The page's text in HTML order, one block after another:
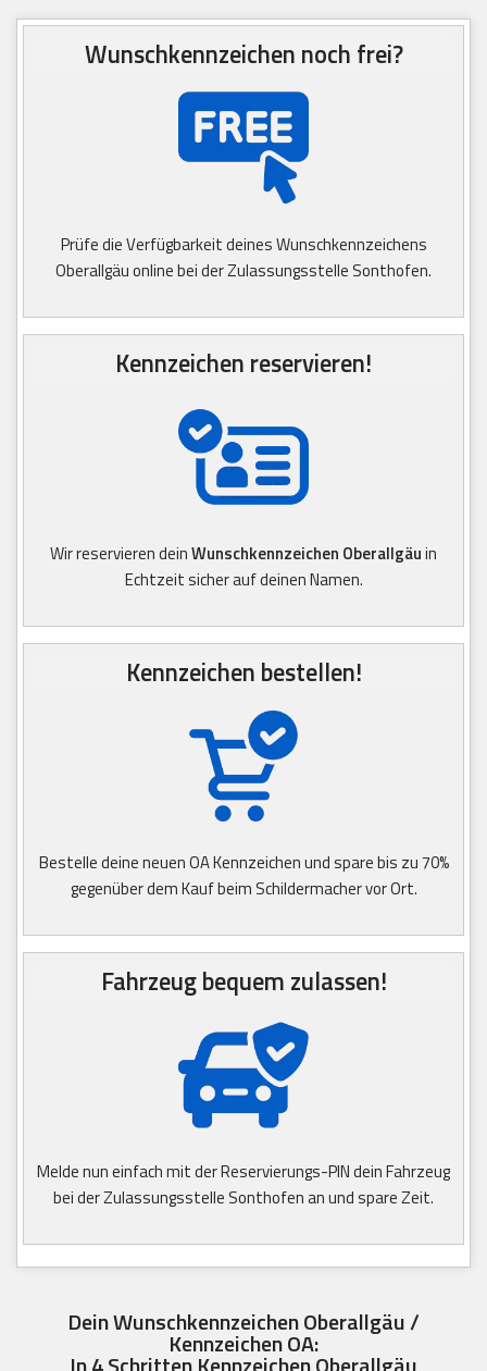
Wunschkennzeichen noch frei?
Prüfe die Verfügbarkeit deines Wunschkennzeichens
Oberallgäu online bei der Zulassungsstelle Sonthofen.
Kennzeichen reservieren!
Wir reservieren deinWunschkennzeichen Oberallgäuin
Echtzeit sicher auf deinen Namen.
Kennzeichen bestellen!
Bestelle deine neuen OA Kennzeichen und spare bis zu 70%
gegenüber dem Kauf beim Schildermacher vor Ort.
Fahrzeug bequem zulassen!
Melde nun einfach mit der Reservierungs-PIN dein Fahrzeug
bei der Zulassungsstelle Sonthofen an und spare Zeit.
Dein Wunschkennzeichen Oberallgäu /
Kennzeichen OA: